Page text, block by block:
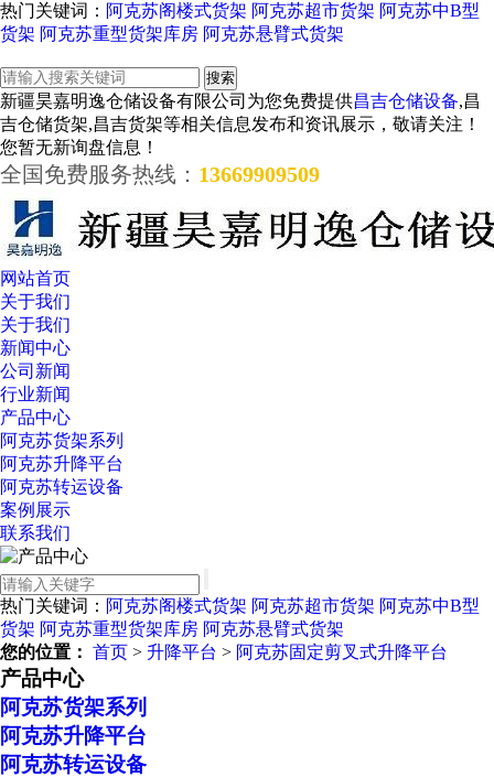
热门关键词： 阿克苏阁楼式货架 阿克苏超市货架 阿克苏中B型
货架 阿克苏重型货架库房 阿克苏悬臂式货架
新疆昊嘉明逸仓储设备有限公司为您免费提供昌吉仓储设备,昌
吉仓储货架,昌吉货架等相关信息发布和资讯展示，敬请关注！
您暂无新询盘信息！
全国免费服务热线： 13669909509
网站首页
关于我们
关于我们
新闻中心
公司新闻
行业新闻
产品中心
阿克苏货架系列
阿克苏升降平台
阿克苏转运设备
案例展示
联系我们
热门关键词： 阿克苏阁楼式货架 阿克苏超市货架 阿克苏中B型
货架 阿克苏重型货架库房 阿克苏悬臂式货架
您的位置： 首页 > 升降平台 > 阿克苏固定剪叉式升降平台
产品中心
阿克苏货架系列
阿克苏升降平台
阿克苏转运设备